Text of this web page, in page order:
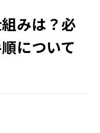
みは？必
について